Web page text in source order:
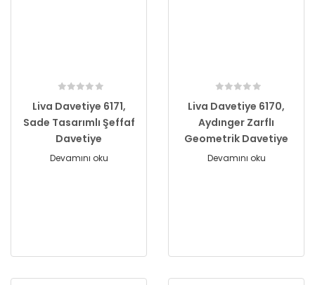
Liva Davetiye 6171,
Sade Tasarımlı Şeffaf
Davetiye
Devamını oku
Liva Davetiye 6170,
Aydınger Zarflı
Geometrik Davetiye
Devamını oku